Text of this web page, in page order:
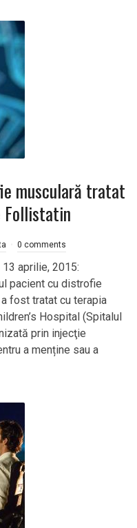
musculară tratat
0 comments
13 aprilie, 2015:
pacient cu distrofie
fost tratat cu terapia
Hospital (Spitalul
prin injecţie
a menține sau a